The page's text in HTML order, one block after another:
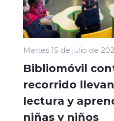
Martes 15 de julio de
Bibliomóvil
recorrido
lectura y
niñas y niños